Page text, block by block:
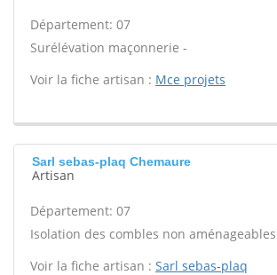
Département: 07
Surélévation maçonnerie -
Voir la fiche artisan : Mce projets
Sarl sebas-plaq Chemaure
Artisan
Département: 07
Isolation des combles non
Voir la fiche artisan : Sarl sebas-plaq